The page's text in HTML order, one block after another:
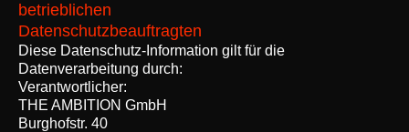
betrieblichen
Datenschutzbeauftragten
Diese Datenschutz-Information gilt für die
Datenverarbeitung durch:
Verantwortlicher:
THE AMBITION GmbH
Burghofstr. 40